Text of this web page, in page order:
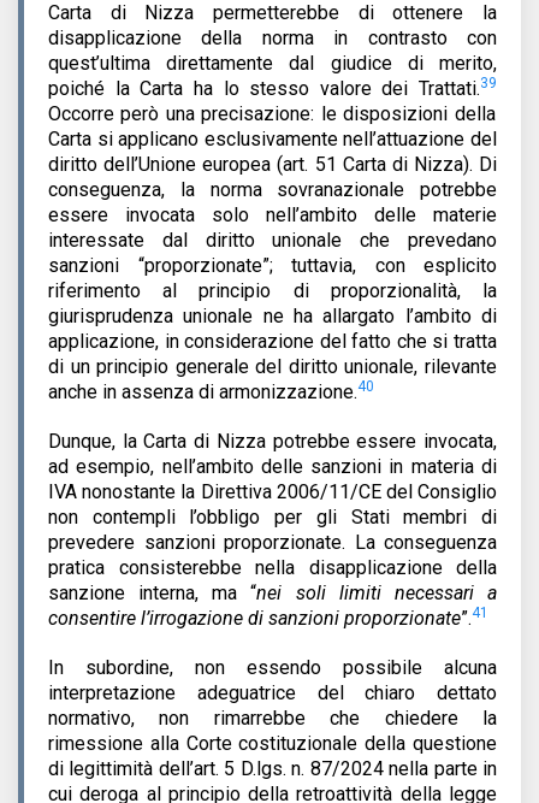
Carta di Nizza permetterebbe di ottenere la
disapplicazione della norma in contrasto con
quest’ultima direttamente dal giudice di merito,
poiché la Carta ha lo stesso valore dei Trattati.39
Occorre però una precisazione: le disposizioni della
Carta si applicano esclusivamente nell’attuazione del
diritto dell’Unione europea (art. 51 Carta di Nizza). Di
conseguenza, la norma sovranazionale potrebbe
essere invocata solo nell’ambito delle materie
interessate dal diritto unionale che prevedano
sanzioni “proporzionate”; tuttavia, con esplicito
riferimento al principio di proporzionalità, la
giurisprudenza unionale ne ha allargato l’ambito di
applicazione, in considerazione del fatto che si tratta
di un principio generale del diritto unionale, rilevante
anche in assenza di armonizzazione.40
Dunque, la Carta di Nizza potrebbe essere invocata,
ad esempio, nell’ambito delle sanzioni in materia di
IVA nonostante la Direttiva 2006/11/CE del Consiglio
non contempli l’obbligo per gli Stati membri di
prevedere sanzioni proporzionate. La conseguenza
pratica consisterebbe nella disapplicazione della
sanzione interna, ma “nei soli limiti necessari a
consentire l’irrogazione di sanzioni proporzionate”.41
In subordine, non essendo possibile alcuna
interpretazione adeguatrice del chiaro dettato
normativo, non rimarrebbe che chiedere la
rimessione alla Corte costituzionale della questione
di legittimità dell’art. 5 D.lgs. n. 87/2024 nella parte in
cui deroga al principio della retroattività della legge